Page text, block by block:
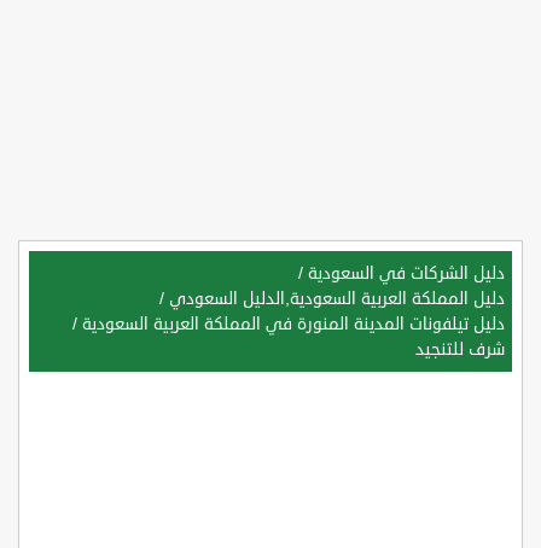
دليل الشركات في السعودية /
دليل المملكة العربية السعودية,الدليل السعودي /
دليل تيلفونات المدينة المنورة في المملكة العربية السعودية /
شرف للتنجيد